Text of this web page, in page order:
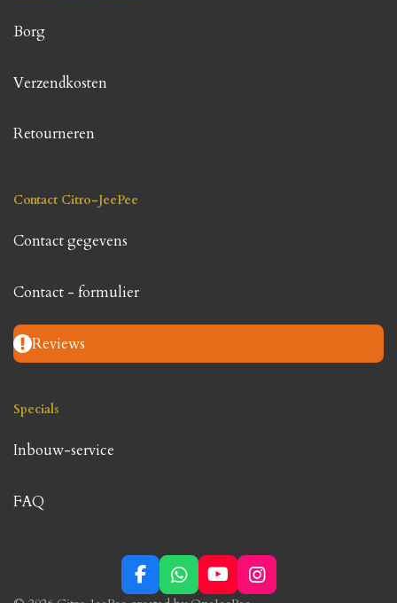
Borg
Verzendkosten
Retourneren
Contact Citro-JeePee
Contact gegevens
Contact - formulier
Reviews
Specials
Inbouw-service
FAQ
F
W
Y
I